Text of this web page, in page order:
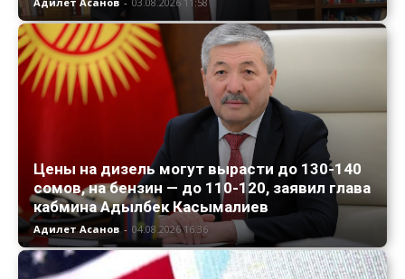
Цены на дизель могут вырасти до 130-140
сомов, на бензин — до 110-120, заявил глава
кабмина Адылбек Касымалиев
Адилет Асанов - 04.08.2026 16:36